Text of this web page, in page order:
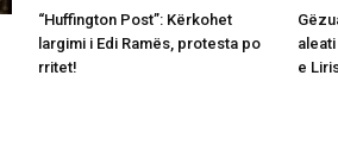
“Huffington Post”: Kërkohet
largimi i Edi Ramës, protesta po
rritet!
e